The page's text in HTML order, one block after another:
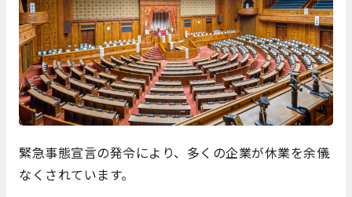
緊急事態宣言の発令により、多くの企業が休業を余儀
なくされています。